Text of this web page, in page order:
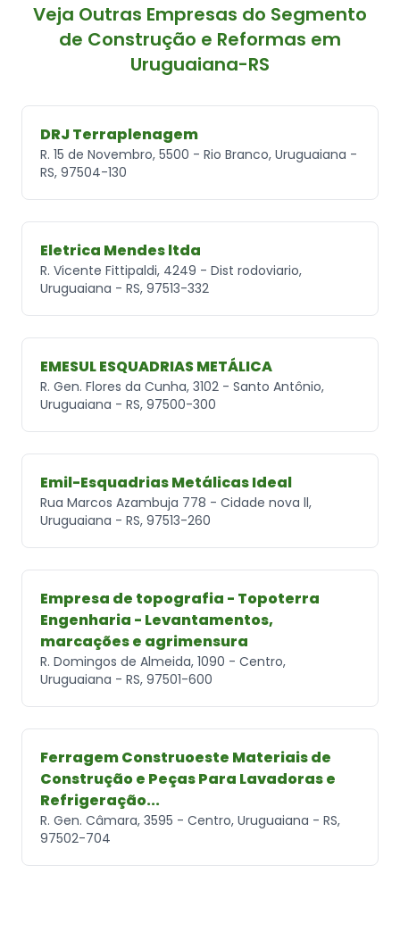
Veja Outras Empresas do Segmento
de Construção e Reformas em
Uruguaiana-RS
DRJ Terraplenagem
R. 15 de Novembro, 5500 - Rio Branco, Uruguaiana -
RS, 97504-130
Eletrica Mendes ltda
R. Vicente Fittipaldi, 4249 - Dist rodoviario,
Uruguaiana - RS, 97513-332
EMESUL ESQUADRIAS METÁLICA
R. Gen. Flores da Cunha, 3102 - Santo Antônio,
Uruguaiana - RS, 97500-300
Emil-Esquadrias Metálicas Ideal
Rua Marcos Azambuja 778 - Cidade nova ll,
Uruguaiana - RS, 97513-260
Empresa de topografia - Topoterra
Engenharia - Levantamentos,
marcações e agrimensura
R. Domingos de Almeida, 1090 - Centro,
Uruguaiana - RS, 97501-600
Ferragem Construoeste Materiais de
Construção e Peças Para Lavadoras e
Refrigeração...
R. Gen. Câmara, 3595 - Centro, Uruguaiana - RS,
97502-704